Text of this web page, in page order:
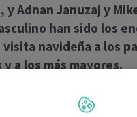
y Adnan Januzaj y
han sido los
visita navideña a los
a los más mayores.
de la plantilla de